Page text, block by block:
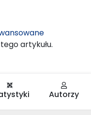
artykułu.
Autorzy